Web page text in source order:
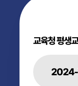
교육청 평생
2024-